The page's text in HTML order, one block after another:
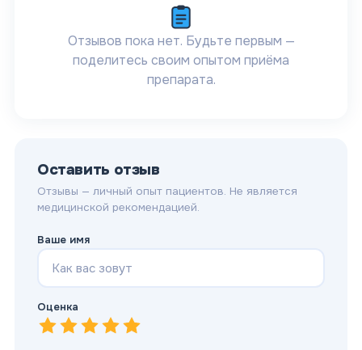
Отзывов пока нет. Будьте первым —
поделитесь своим опытом приёма
препарата.
Оставить отзыв
Отзывы — личный опыт пациентов. Не является
медицинской рекомендацией.
Ваше имя
Оценка
4—
3—Нормально
2—Плохо
1—Очень плохо